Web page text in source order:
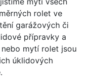
rolet ve
garážových či
přípravky a
mytí rolet jsou
úklidových